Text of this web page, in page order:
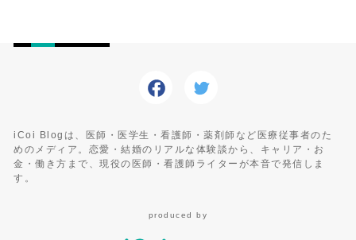
iCoi Blogは、医師・医学生・看護師・薬剤師など医療従事者のた
めのメディア。恋愛・結婚のリアルな体験談から、キャリア・お
金・働き方まで、現役の医師・看護師ライターが本音で発信しま
す。
produced by